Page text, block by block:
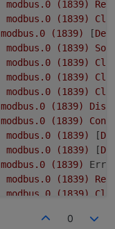
modbus.0 (1839)
modbus.0 (1839)
modbus.0 (1839) [
modbus.0 (1839)
modbus.0 (1839)
modbus.0 (1839)
modbus.0 (1839)
modbus.0 (1839)
modbus.0 (1839)
modbus.0 (1839) [
modbus.0 (1839) [
modbus.0 (1839)
modbus.0 (1839)
modbus.0 (1839)
modbus.0 (1839)
0